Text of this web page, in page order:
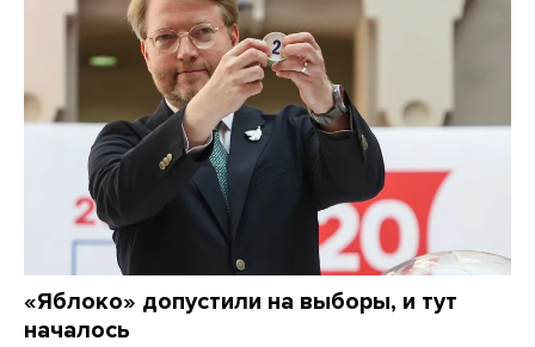
«Яблоко» допустили на выборы, и тут
началось